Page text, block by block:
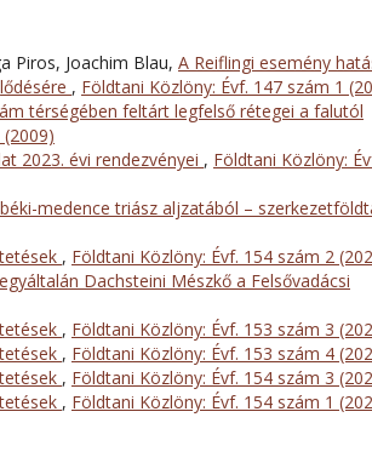
Piros, Joachim Blau, A Reiflingi esemény
, Földtani Közlöny: Évf. 147 szám 1
térségében feltárt legfelső rétegei a falutól
2023. évi rendezvényei , Földtani Közlöny:
medence triász aljzatából –
, Földtani Közlöny: Évf. 154 szám 2
Dachsteini Mészkő a Felsővadácsi
, Földtani Közlöny: Évf. 153 szám 3
, Földtani Közlöny: Évf. 153 szám 4
, Földtani Közlöny: Évf. 154 szám 3
, Földtani Közlöny: Évf. 154 szám 1